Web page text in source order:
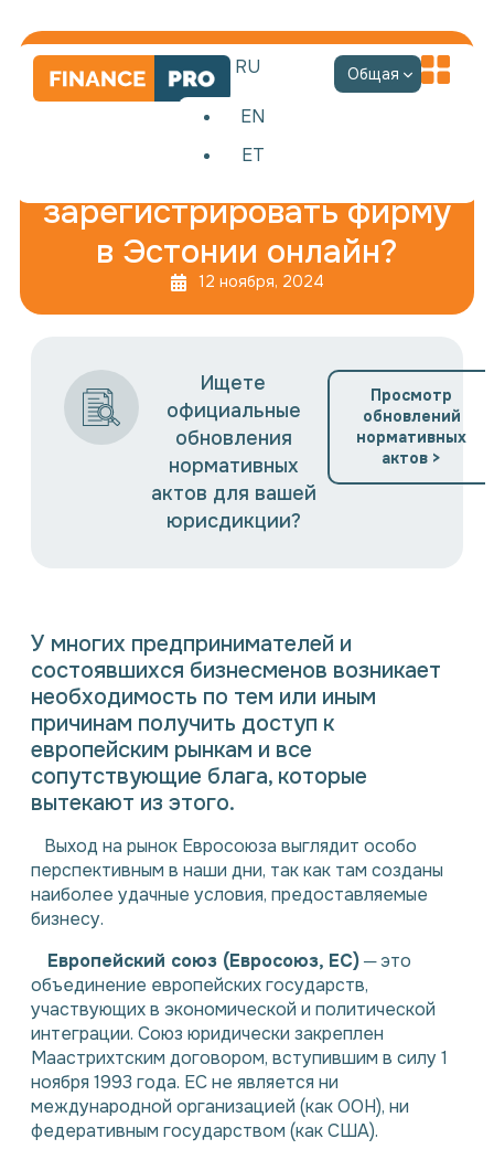
RU
EN
ET
Общая
Можно ли
зарегистрировать фирму
в Эстонии онлайн?
12 ноября, 2024
Ищете
официальные
обновления
нормативных
актов для вашей
юрисдикции?
Просмотр
обновлений
нормативных
актов >
У многих предпринимателей и
состоявшихся бизнесменов возникает
необходимость по тем или иным
причинам получить доступ к
европейским рынкам и все
сопутствующие блага, которые
вытекают из этого.
Выход на рынок Евросоюза выглядит особо
перспективным в наши дни, так как там созданы
наиболее удачные условия, предоставляемые
бизнесу.
Европейский союз (Евросоюз, ЕС)─ это
объединение европейских государств,
участвующих в экономической и политической
интеграции. Союз юридически закреплен
Маастрихтским договором, вступившим в силу 1
ноября 1993 года. ЕС не является ни
международной организацией (как ООН), ни
федеративным государством (как США).